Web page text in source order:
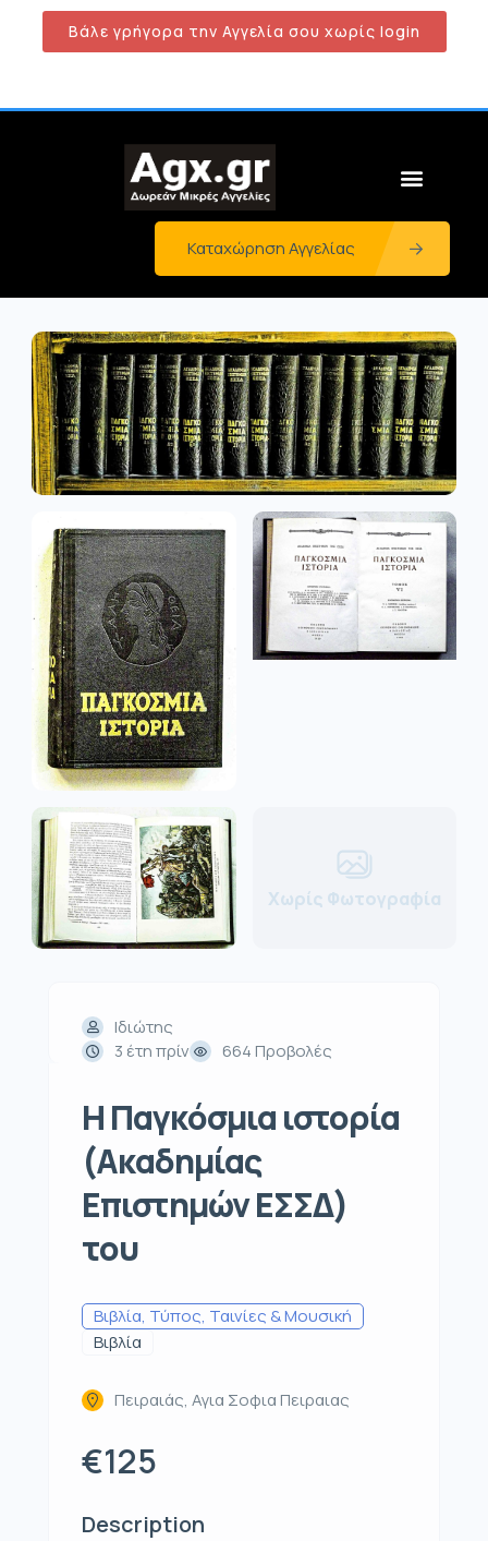
Βάλε γρήγορα την Αγγελία σου χωρίς login
Καταχώρηση Αγγελίας
Χωρίς Φωτογραφία
Ιδιώτης
3 έτη πρίν
664 Προβολές
Η Παγκόσμια ιστορία
(Ακαδημίας
Επιστημών ΕΣΣΔ)
του
Βιβλία, Τύπος, Ταινίες & Μουσική
Βιβλία
Πειραιάς, Αγια Σοφια Πειραιας
€125
Description